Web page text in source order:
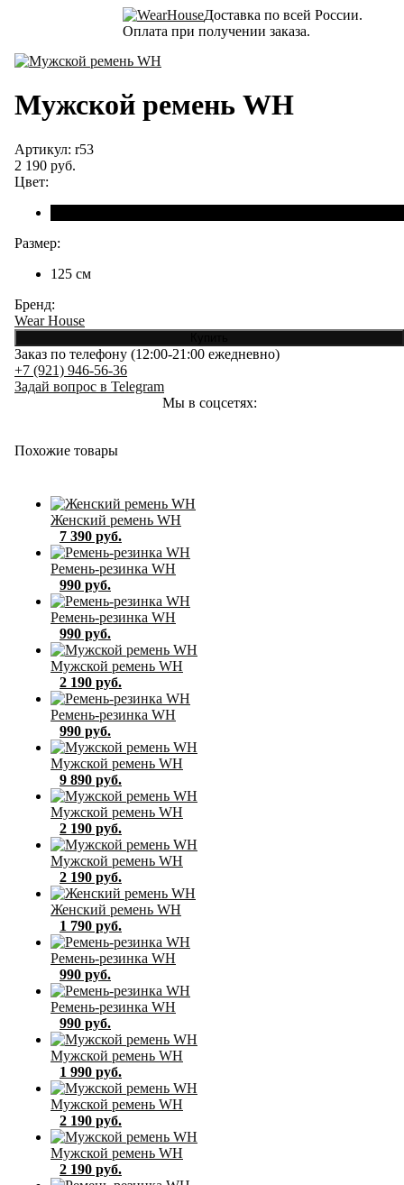
Доставка по всей России.
Оплата при получении заказа.
Мужской ремень WH
Артикул: r53
2 190 руб.
Цвет:
Размер:
125 см
Бренд:
Wear House
Заказ по телефону (12:00-21:00 ежедневно)
+7 (921) 946-56-36
Задай вопрос в Telegram
Мы в соцсетях:
Похожие товары
Женский ремень WH
7 390 руб.
Ремень-резинка WH
990 руб.
Ремень-резинка WH
990 руб.
Мужской ремень WH
2 190 руб.
Ремень-резинка WH
990 руб.
Мужской ремень WH
9 890 руб.
Мужской ремень WH
2 190 руб.
Мужской ремень WH
2 190 руб.
Женский ремень WH
1 790 руб.
Ремень-резинка WH
990 руб.
Ремень-резинка WH
990 руб.
Мужской ремень WH
1 990 руб.
Мужской ремень WH
2 190 руб.
Мужской ремень WH
2 190 руб.